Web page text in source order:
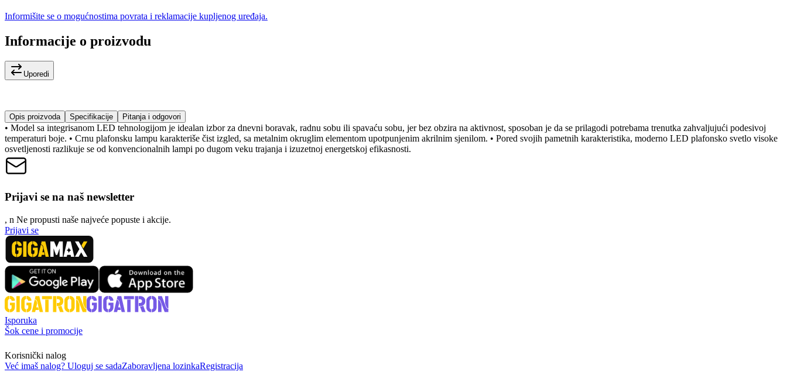
Informišite se o mogućnostima povrata i reklamacije kupljenog uređaja.
Informacije o proizvodu
Uporedi
Opis proizvoda Specifikacije Pitanja i odgovori
• Model sa integrisanom LED tehnologijom je idealan izbor za dnevni boravak, radnu sobu ili spavaću sobu, jer bez obzira na aktivnost, sposoban je da se prilagodi potrebama trenutka zahvaljujući podesivoj
temperaturi boje. • Crnu plafonsku lampu karakteriše čist izgled, sa metalnim okruglim elementom upotpunjenim akrilnim sjenilom. • Pored svojih pametnih karakteristika, moderno LED plafonsko svetlo visoke
osvetljenosti razlikuje se od konvencionalnih lampi po dugom veku trajanja i izuzetnoj energetskoj efikasnosti.
Prijavi se na naš newsletter
, n Ne propusti naše najveće popuste i akcije.
Prijavi se
Isporuka
Šok cene i promocije
Korisnički nalog
Već imaš nalog? Uloguj se sadaZaboravljena lozinkaRegistracija